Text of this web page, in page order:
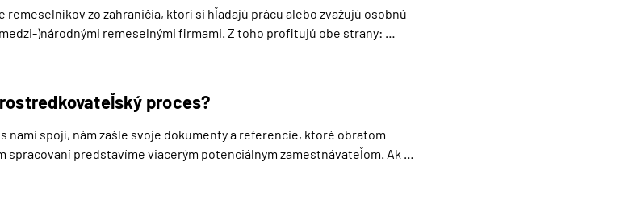
remeselníkov zo zahraničia, ktorí si hľadajú prácu alebo zvažujú osobnú
)národnými remeselnými firmami. Z toho profitujú obe strany:
kvalitných remeselníkov, ktorí dokonale odborne doplnia ich tím.
proces?
nami spojí, nám zašle svoje dokumenty a referencie, ktoré obratom
spracovaní predstavíme viacerým potenciálnym zamestnávateľom. Ak